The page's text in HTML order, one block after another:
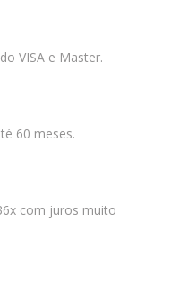
VISA e Master.
60 meses.
com juros muito